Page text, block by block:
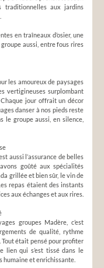
traditionnelles aux jardins
en traîneaux d’osier, une
aussi, entre fous rires
les amoureux de paysages
vertigineuses surplombant
Chaque jour offrait un décor
danser à nos pieds reste
le groupe aussi, en silence,
aussi l’assurance de belles
goûté aux spécialités
grillée et bien sûr, le vin de
repas étaient des instants
aux échanges et aux rires.
groupes Madère, c’est
de qualité, rythme
était pensé pour profiter
lien qui s’est tissé dans le
humaine et enrichissante.